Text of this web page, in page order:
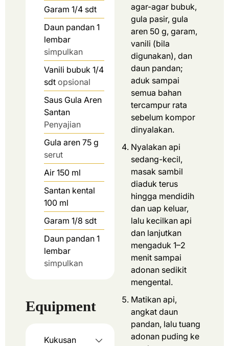
Garam 1/4 sdt
Daun pandan 1
lembar
simpulkan
Vanili bubuk 1/4
sdt opsional
Saus Gula Aren
Santan
Penyajian
Gula aren 75 g
serut
Air 150 ml
Santan kental
100 ml
Garam 1/8 sdt
Daun pandan 1
lembar
simpulkan
Equipment
Kukusan
agar-agar bubuk,
gula pasir, gula
aren 50 g, garam,
vanili (bila
digunakan), dan
daun pandan;
aduk sampai
semua bahan
tercampur rata
sebelum kompor
dinyalakan.
Nyalakan api
sedang-kecil,
masak sambil
diaduk terus
hingga mendidih
dan uap keluar,
lalu kecilkan api
dan lanjutkan
mengaduk 1–2
menit sampai
adonan sedikit
mengental.
Matikan api,
angkat daun
pandan, lalu tuang
adonan puding ke